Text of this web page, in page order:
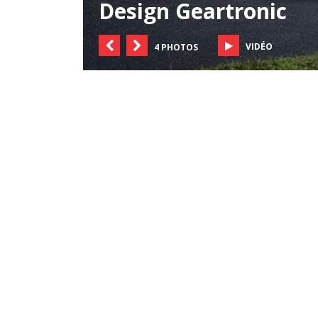
Design Geartronic
4 PHOTOS VIDÉO